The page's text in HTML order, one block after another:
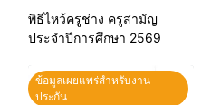
พิธีไหว้ครูช่าง ครูสามัญ
ประจำปีการศึกษา 2569
ข้อมูลเผยแพร่สำหรับงาน
ประกัน